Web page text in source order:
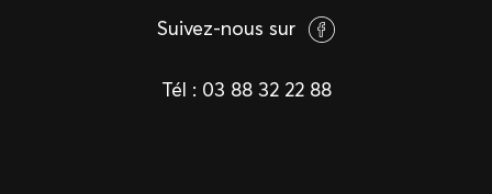
Suivez-nous sur
Tél : 03 88 32 22 88